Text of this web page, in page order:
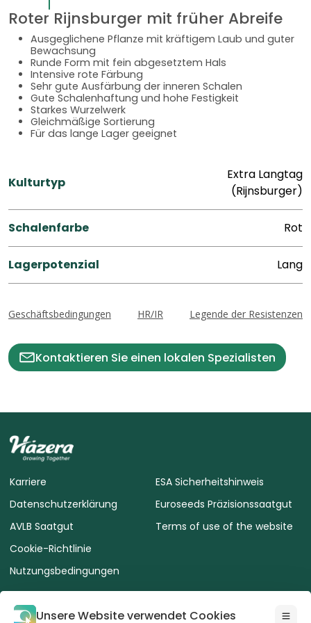
Roter Rijnsburger mit früher Abreife
Ausgeglichene Pflanze mit kräftigem Laub und guter
Bewachsung
Runde Form mit fein abgesetztem Hals
Intensive rote Färbung
Sehr gute Ausfärbung der inneren Schalen
Gute Schalenhaftung und hohe Festigkeit
Starkes Wurzelwerk
Gleichmäßige Sortierung
Für das lange Lager geeignet
Kulturtyp
Extra Langtag
(Rijnsburger)
Schalenfarbe Rot
Lagerpotenzial Lang
Geschäftsbedingungen HR/IR Legende der Resistenzen
Kontaktieren Sie einen lokalen Spezialisten
Karriere
Datenschutzerklärung
AVLB Saatgut
Cookie-Richtlinie
Nutzungsbedingungen
ESA Sicherheitshinweis
Euroseeds Präzisionssaatgut
Terms of use of the website
Unsere Website verwendet Cookies